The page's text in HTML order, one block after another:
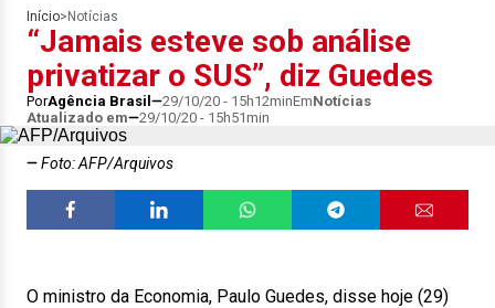
Início> Notícias
“Jamais esteve sob análise
privatizar o SUS”, diz Guedes
PorAgência Brasil 29/10/20 - 15h12minEmNotícias
Atualizado em
29/10/20 - 15h51min
Foto: AFP/Arquivos
O ministro da Economia, Paulo Guedes, disse hoje (29)